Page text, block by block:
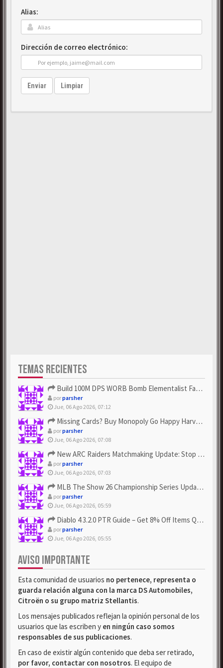
Alias:
Dirección de correo electrónico:
Enviar Limpiar
TEMAS RECIENTES
Build 100M DPS WORB Bomb Elementalist Fast - Grab POE Curren...
porparsher
Jue, 06 Ago 2026, 07:12
Missing Cards? Buy Monopoly Go Happy Harvest with Looney Tun...
porparsher
Jue, 06 Ago 2026, 07:08
New ARC Raiders Matchmaking Update: Stop Failed - Grab Bluep...
porparsher
Jue, 06 Ago 2026, 07:03
MLB The Show 26 Championship Series Update! Get Cheap & ...
porparsher
Jue, 06 Ago 2026, 05:59
Diablo 4 3.2.0 PTR Guide – Get 8% Off Items Quickly to Test ...
porparsher
Jue, 06 Ago 2026, 05:55
AVISO IMPORTANTE
Esta comunidad de usuarios no pertenece, representa o
guarda relación alguna con la marca DS Automobiles,
Citroën o su grupo matriz Stellantis.
Los mensajes publicados reflejan la opinión personal de los
usuarios que las escriben y en ningún caso somos
responsables de sus publicaciones.
En caso de existir algún contenido que deba ser retirado,
por favor, contactar con nosotros. El equipo de